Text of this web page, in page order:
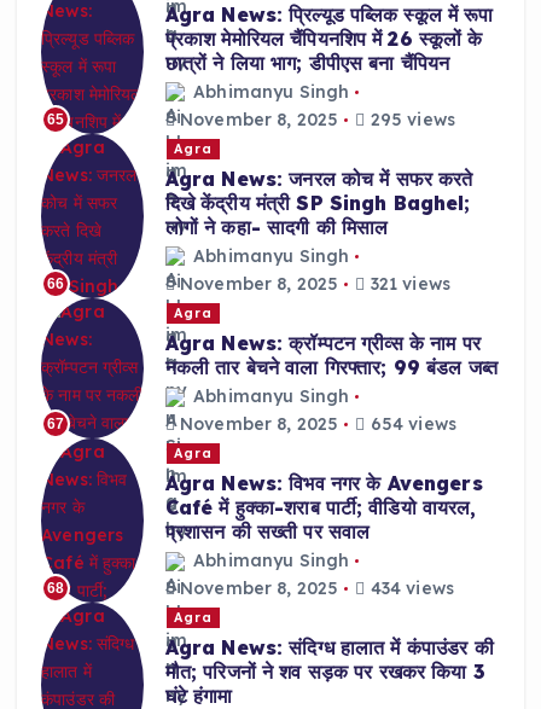
65
Agra News: प्रिल्यूड पब्लिक स्कूल में रूपा
प्रकाश मेमोरियल चैंपियनशिप में 26 स्कूलों के
छात्रों ने लिया भाग; डीपीएस बना चैंपियन
Abhimanyu Singh
November 8, 2025
295 views
66
Agra
Agra News: जनरल कोच में सफर करते
दिखे केंद्रीय मंत्री SP Singh Baghel;
लोगों ने कहा- सादगी की मिसाल
Abhimanyu Singh
November 8, 2025
321 views
67
Agra
Agra News: क्रॉम्पटन ग्रीव्स के नाम पर
नकली तार बेचने वाला गिरफ्तार; 99 बंडल जब्त
Abhimanyu Singh
November 8, 2025
654 views
68
Agra
Agra News: विभव नगर के Avengers
Café में हुक्का-शराब पार्टी; वीडियो वायरल,
प्रशासन की सख्ती पर सवाल
Abhimanyu Singh
November 8, 2025
434 views
Agra
Agra News: संदिग्ध हालात में कंपाउंडर की
मौत; परिजनों ने शव सड़क पर रखकर किया 3
घंटे हंगामा